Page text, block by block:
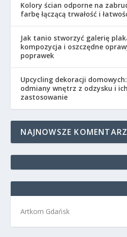
Kolory ścian odporne na
farbę łączącą trwałość i
Jak tanio stworzyć galerię
kompozycja i oszczędne
poprawek
Upcycling dekoracji
odmiany wnętrz z odzysku i
zastosowanie
NAJNOWSZE
Artkom Gdańsk